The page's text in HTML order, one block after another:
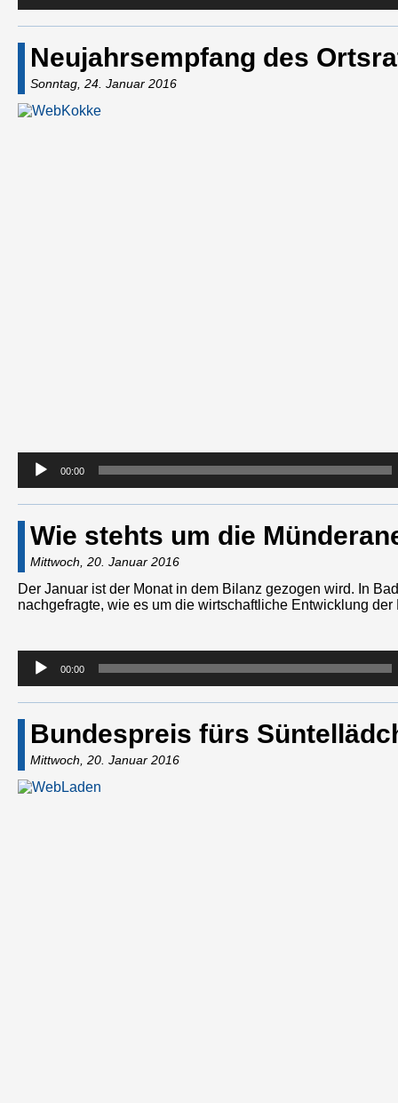
Neujahrsempfang des
Sonntag, 24. Januar 2016
00:00
Wie stehts um die
Mittwoch, 20. Januar 2016
Der Januar ist der Monat in dem Bilanz gezogen wird. In
nachgefragte, wie es um die wirtschaftliche Entwicklung
Audio-
Player
00:00
Bundespreis fürs
Mittwoch, 20. Januar 2016